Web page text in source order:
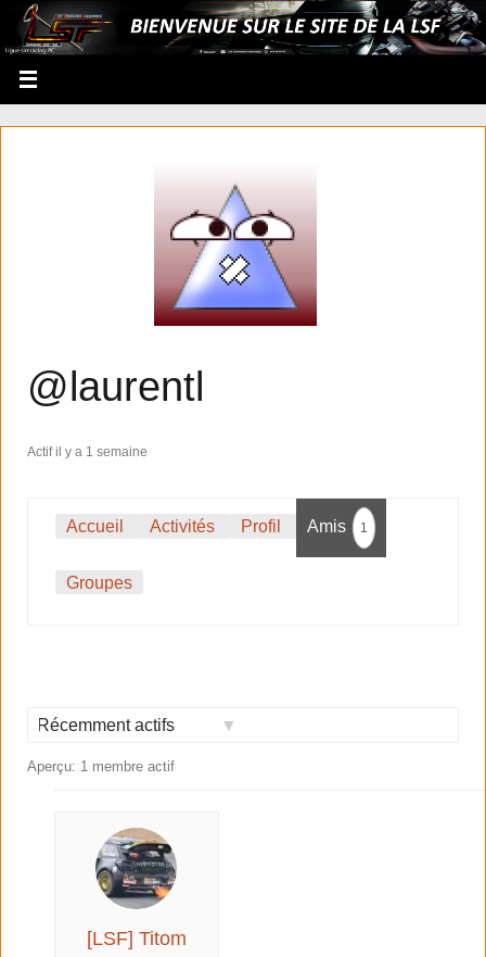
@laurentl
Actif il y a 1 semaine
Accueil Activités Profil Amis 1
Groupes
Afficher
Aperçu: 1 membre actif
[LSF] Titom